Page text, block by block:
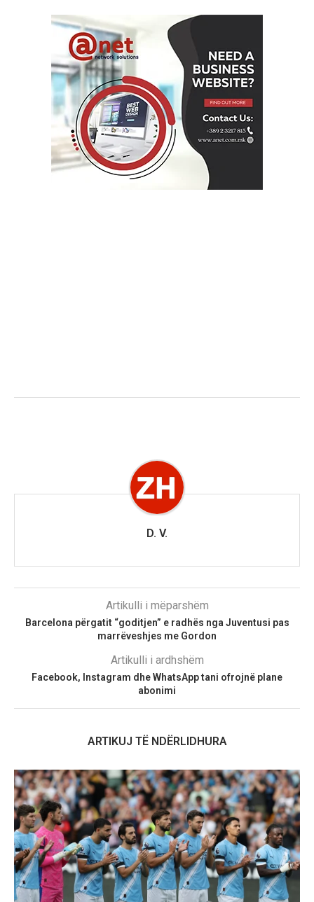
D. V.
Artikulli i mëparshëm
Barcelona përgatit “goditjen” e radhës nga Juventusi pas
marrëveshjes me Gordon
Artikulli i ardhshëm
Facebook, Instagram dhe WhatsApp tani ofrojnë plane
abonimi
ARTIKUJ TË NDËRLIDHURA